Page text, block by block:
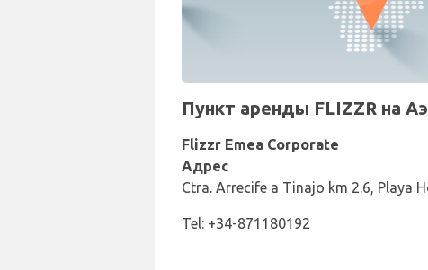
Пункт аренды FLIZZR на
Flizzr Emea Corporate
Адрес
Ctra. Arrecife a Tinajo km 2.6, Playa
Tel: +34-871180192